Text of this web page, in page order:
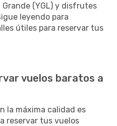
(YGL) y disfrutes
leyendo para
útiles para reservar tus
vuelos baratos a
la máxima calidad es
reservar tus vuelos